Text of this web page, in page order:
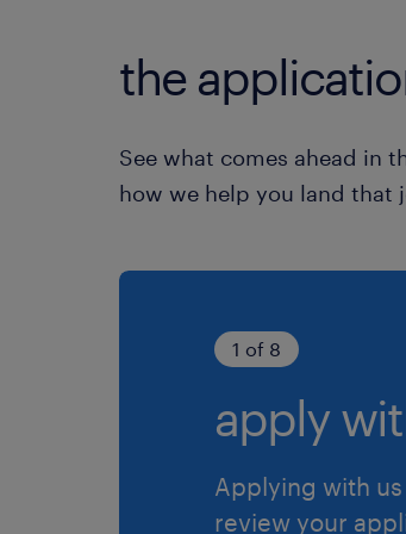
the
See what comes ahead in
how we help you land that
1 of 8
apply
Applying with us
review your